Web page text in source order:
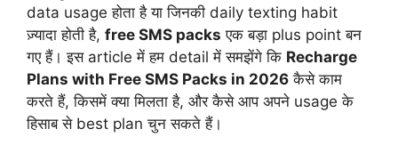
data usage होता है या जिनकी daily texting habit
ज़्यादा होती है, free SMS packs एक बड़ा plus point बन
गए हैं। इस article में हम detail में समझेंगे कि Recharge
Plans with Free SMS Packs in 2026 कैसे काम
करते हैं, किसमें क्या मिलता है, और कैसे आप अपने usage के
हिसाब से best plan चुन सकते हैं।